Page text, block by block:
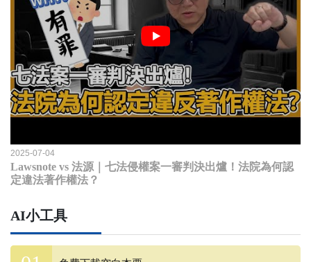
2025-07-04
Lawsnote vs 法源｜七法侵權案一審判決出爐！法院為何認
定違法著作權法？
AI小工具